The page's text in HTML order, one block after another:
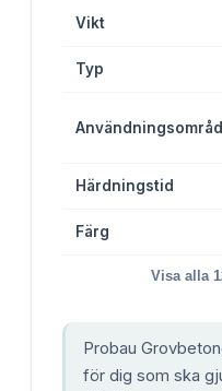
Vikt
Typ
Härdningstid
Färg
Visa alla
Probau
för dig som ska